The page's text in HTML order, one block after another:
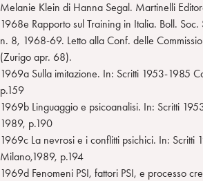
Melanie Klein di Hanna Segal. Martinelli
1968e Rapporto sul Training in Italia. Boll. Soc.
n. 8, 1968-69. Letto alla Conf. delle
(Zurigo apr. 68).
1969a Sulla imitazione. In: Scritti 1953-1985
p.159
1969b Linguaggio e psicoanalisi. In: Scritti
1989, p.190
1969c La nevrosi e i conflitti psichici. In: Scritti
Milano,1989, p.194
1969d Fenomeni PSI, fattori PSI, e processo